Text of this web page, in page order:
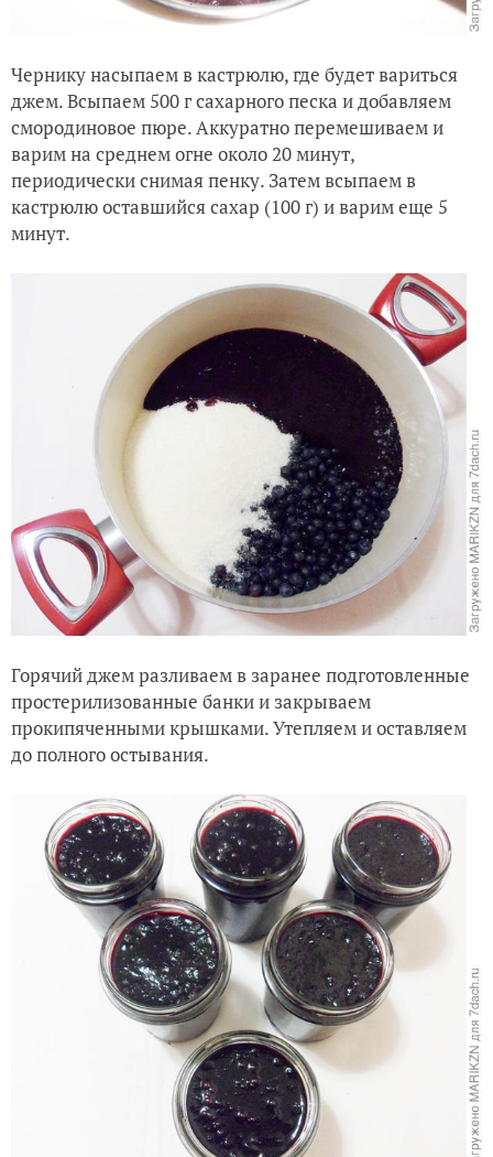
Чернику насыпаем в кастрюлю, где будет вариться
джем. Всыпаем 500 г сахарного песка и добавляем
смородиновое пюре. Аккуратно перемешиваем и
варим на среднем огне около 20 минут,
периодически снимая пенку. Затем всыпаем в
кастрюлю оставшийся сахар (100 г) и варим еще 5
минут.
Горячий джем разливаем в заранее подготовленные
простерилизованные банки и закрываем
прокипяченными крышками. Утепляем и оставляем
до полного остывания.